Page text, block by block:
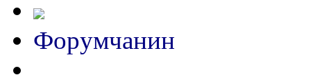
Форумчанин